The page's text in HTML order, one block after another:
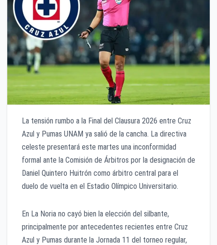
La tensión rumbo a la Final del Clausura 2026 entre Cruz
Azul y Pumas UNAM ya salió de la cancha. La directiva
celeste presentará este martes una inconformidad
formal ante la Comisión de Árbitros por la designación de
Daniel Quintero Huitrón como árbitro central para el
duelo de vuelta en el Estadio Olímpico Universitario.
En La Noria no cayó bien la elección del silbante,
principalmente por antecedentes recientes entre Cruz
Azul y Pumas durante la Jornada 11 del torneo regular,